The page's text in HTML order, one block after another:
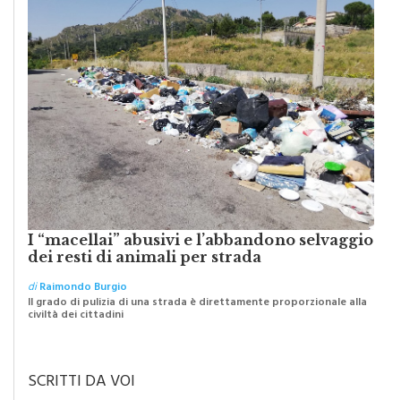
I “macellai” abusivi e l’abbandono selvaggio
dei resti di animali per strada
diRaimondo Burgio
Il grado di pulizia di una strada è direttamente proporzionale alla
civiltà dei cittadini
SCRITTI DA VOI